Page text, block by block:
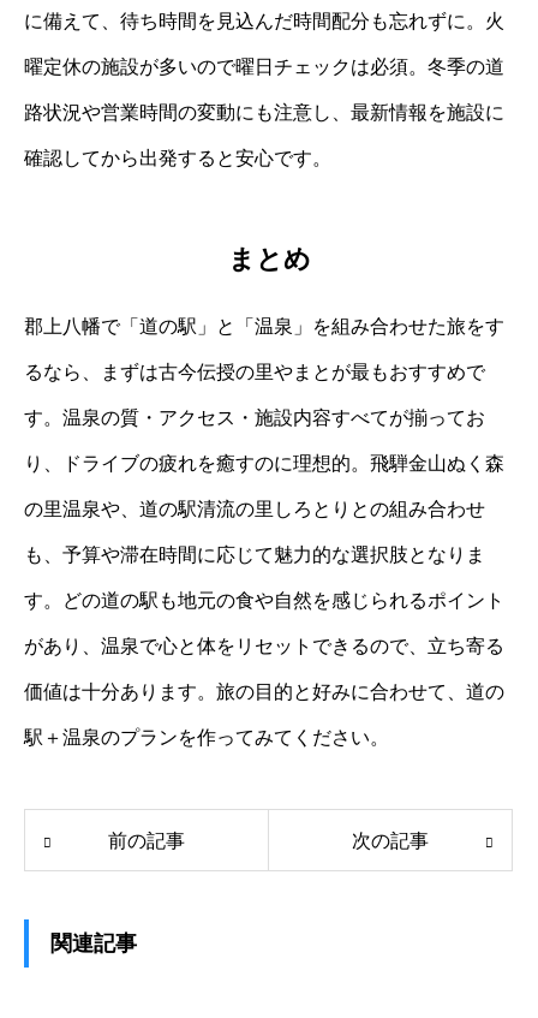
に備えて、待ち時間を見込んだ時間配分も忘れずに。火
曜定休の施設が多いので曜日チェックは必須。冬季の道
路状況や営業時間の変動にも注意し、最新情報を施設に
確認してから出発すると安心です。
まとめ
郡上八幡で「道の駅」と「温泉」を組み合わせた旅をす
るなら、まずは古今伝授の里やまとが最もおすすめで
す。温泉の質・アクセス・施設内容すべてが揃ってお
り、ドライブの疲れを癒すのに理想的。飛騨金山ぬく森
の里温泉や、道の駅清流の里しろとりとの組み合わせ
も、予算や滞在時間に応じて魅力的な選択肢となりま
す。どの道の駅も地元の食や自然を感じられるポイント
があり、温泉で心と体をリセットできるので、立ち寄る
価値は十分あります。旅の目的と好みに合わせて、道の
駅＋温泉のプランを作ってみてください。
前の記事 次の記事
関連記事